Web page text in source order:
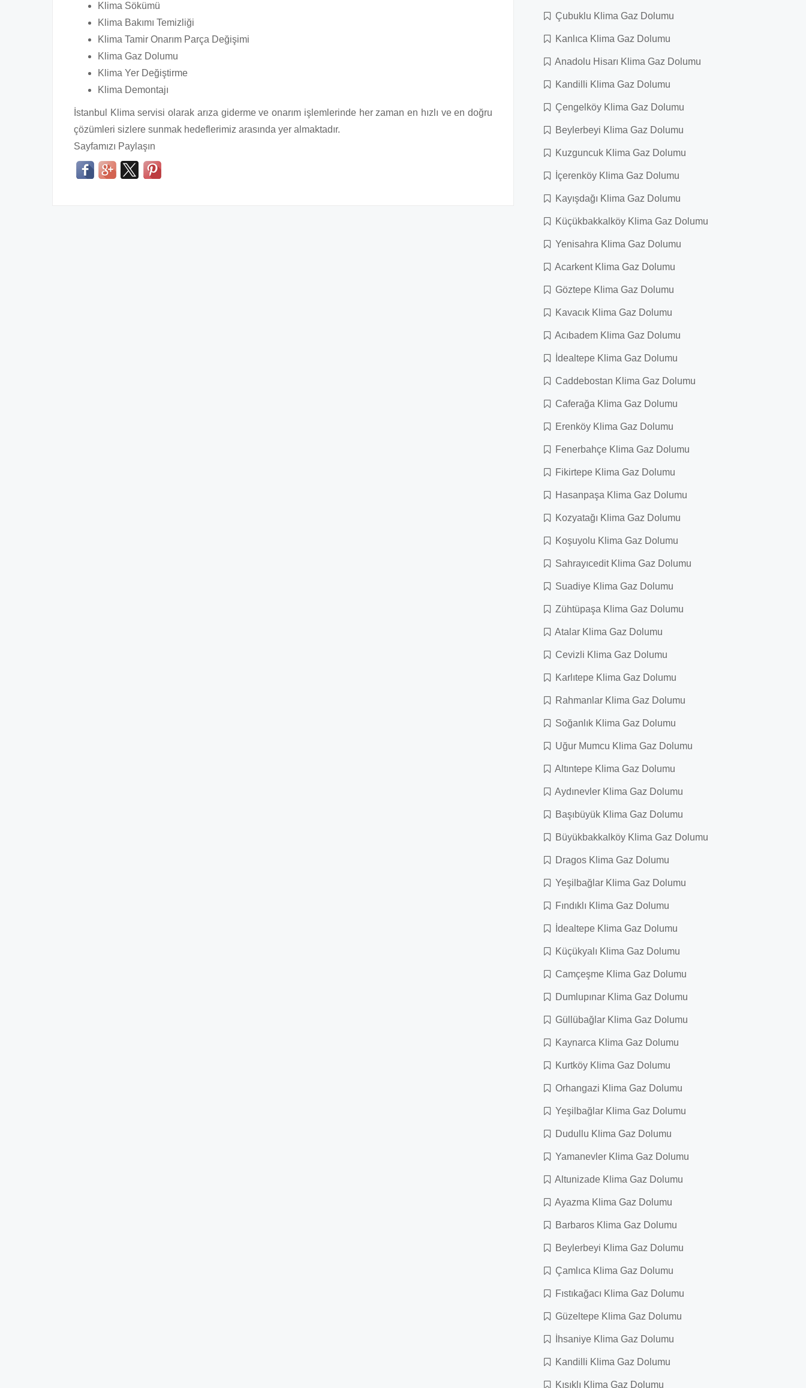
Klima Sökümü
Klima Bakımı Temizliği
Klima Tamir Onarım Parça Değişimi
Klima Gaz Dolumu
Klima Yer Değiştirme
Klima Demontajı
İstanbul Klima servisi olarak arıza giderme ve onarım işlemlerinde her zaman en hızlı ve en doğru
çözümleri sizlere sunmak hedeflerimiz arasında yer almaktadır.
Sayfamızı Paylaşın
Çubuklu Klima Gaz Dolumu
Kanlıca Klima Gaz Dolumu
Anadolu Hisarı Klima Gaz Dolumu
Kandilli Klima Gaz Dolumu
Çengelköy Klima Gaz Dolumu
Beylerbeyi Klima Gaz Dolumu
Kuzguncuk Klima Gaz Dolumu
İçerenköy Klima Gaz Dolumu
Kayışdağı Klima Gaz Dolumu
Küçükbakkalköy Klima Gaz Dolumu
Yenisahra Klima Gaz Dolumu
Acarkent Klima Gaz Dolumu
Göztepe Klima Gaz Dolumu
Kavacık Klima Gaz Dolumu
Acıbadem Klima Gaz Dolumu
İdealtepe Klima Gaz Dolumu
Caddebostan Klima Gaz Dolumu
Caferağa Klima Gaz Dolumu
Erenköy Klima Gaz Dolumu
Fenerbahçe Klima Gaz Dolumu
Fikirtepe Klima Gaz Dolumu
Hasanpaşa Klima Gaz Dolumu
Kozyatağı Klima Gaz Dolumu
Koşuyolu Klima Gaz Dolumu
Sahrayıcedit Klima Gaz Dolumu
Suadiye Klima Gaz Dolumu
Zühtüpaşa Klima Gaz Dolumu
Atalar Klima Gaz Dolumu
Cevizli Klima Gaz Dolumu
Karlıtepe Klima Gaz Dolumu
Rahmanlar Klima Gaz Dolumu
Soğanlık Klima Gaz Dolumu
Uğur Mumcu Klima Gaz Dolumu
Altıntepe Klima Gaz Dolumu
Aydınevler Klima Gaz Dolumu
Başıbüyük Klima Gaz Dolumu
Büyükbakkalköy Klima Gaz Dolumu
Dragos Klima Gaz Dolumu
Yeşilbağlar Klima Gaz Dolumu
Fındıklı Klima Gaz Dolumu
İdealtepe Klima Gaz Dolumu
Küçükyalı Klima Gaz Dolumu
Camçeşme Klima Gaz Dolumu
Dumlupınar Klima Gaz Dolumu
Güllübağlar Klima Gaz Dolumu
Kaynarca Klima Gaz Dolumu
Kurtköy Klima Gaz Dolumu
Orhangazi Klima Gaz Dolumu
Yeşilbağlar Klima Gaz Dolumu
Dudullu Klima Gaz Dolumu
Yamanevler Klima Gaz Dolumu
Altunizade Klima Gaz Dolumu
Ayazma Klima Gaz Dolumu
Barbaros Klima Gaz Dolumu
Beylerbeyi Klima Gaz Dolumu
Çamlıca Klima Gaz Dolumu
Fıstıkağacı Klima Gaz Dolumu
Güzeltepe Klima Gaz Dolumu
İhsaniye Klima Gaz Dolumu
Kandilli Klima Gaz Dolumu
Kısıklı Klima Gaz Dolumu